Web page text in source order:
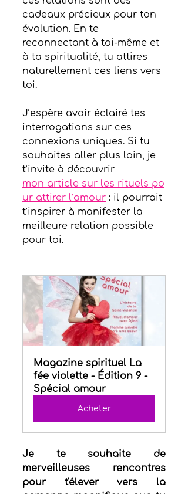
cadeaux précieux pour ton
évolution. En te
reconnectant à toi-même et
à ta spiritualité, tu attires
naturellement ces liens vers
toi.
J’espère avoir éclairé tes
interrogations sur ces
connexions uniques. Si tu
souhaites aller plus loin, je
t’invite à découvrir
mon article sur les rituels po
ur attirer l’amour : il pourrait
t’inspirer à manifester la
meilleure relation possible
pour toi.
Magazine spirituel La
fée violette - Édition 9 -
Spécial amour
Acheter
Je te souhaite de
merveilleuses rencontres
pour t'élever vers la